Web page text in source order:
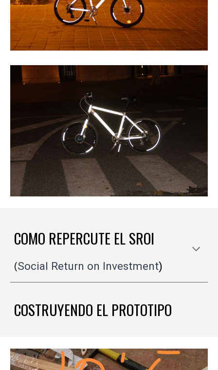
COMO REPERCUTE EL SROI
(Social Return on Investment)
COSTRUYENDO EL PROTOTIPO